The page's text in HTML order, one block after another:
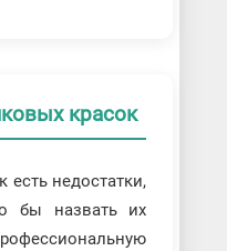
красок
есть недостатки,
бы назвать их